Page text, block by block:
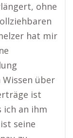
ohne
hat mir
Wissen über
ist
ich an ihm
seine